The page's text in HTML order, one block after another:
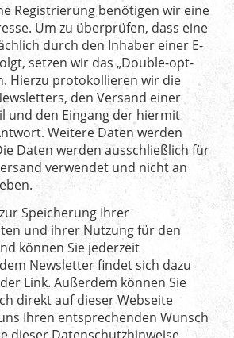
Registrierung benötigen wir eine
Um zu überprüfen, dass eine
durch den Inhaber einer E-
setzen wir das „Double-opt-
Hierzu protokollieren wir die
den Versand einer
und den Eingang der hiermit
Weitere Daten werden
Daten werden ausschließlich für
verwendet und nicht an
Speicherung Ihrer
und ihrer Nutzung für den
können Sie jederzeit
Newsletter findet sich dazu
Link. Außerdem können Sie
direkt auf dieser Webseite
Ihren entsprechenden Wunsch